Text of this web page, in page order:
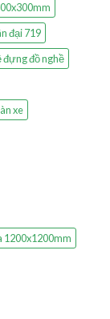
đại 719
đựng đồ nghề
xe
1200x1200mm